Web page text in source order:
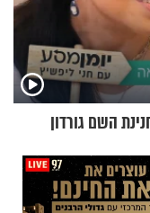
השם גורדון